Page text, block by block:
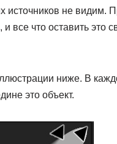
источников не видим.
все что оставить это
ниже. В
это объект.